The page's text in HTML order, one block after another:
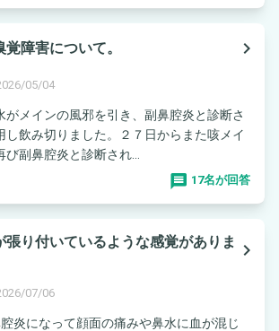
障害について。
navigate_next
05/04
がメインの風邪を引き、副鼻腔炎と診断さ
し飲み切りました。２７日からまた咳メイ
副鼻腔炎と診断され...
17名が回答
張り付いているような感覚がありま navigate_next
07/06
炎になって顔面の痛みや鼻水に血が混じ